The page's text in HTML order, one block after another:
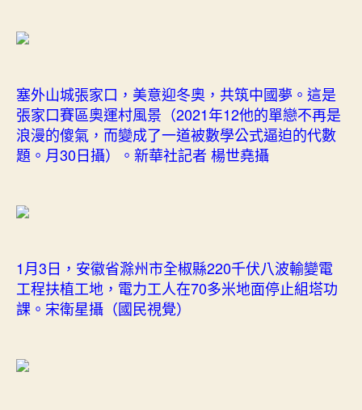
塞外山城張家口，美意迎冬奧，共筑中國夢。這是
張家口賽區奧運村風景（2021年12他的單戀不再是
浪漫的傻氣，而變成了一道被數學公式逼迫的代數
題。月30日攝）。新華社記者 楊世堯攝
1月3日，安徽省滁州市全椒縣220千伏八波輸變電
工程扶植工地，電力工人在70多米地面停止組塔功
課。宋衛星攝（國民視覺）